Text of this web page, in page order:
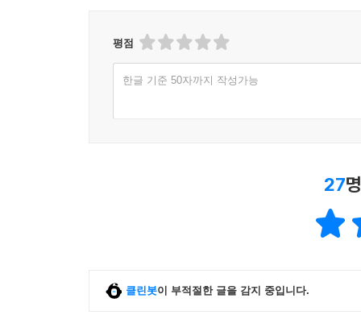
평점
한글 기준 50자까지 작성가능
27
클린봇이 부적절한 글을 감지 중입니다.